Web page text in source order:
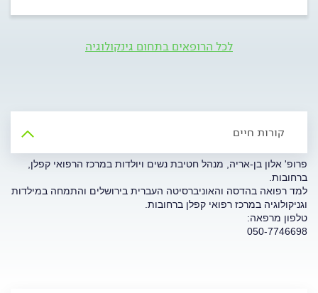
לכל הרופאים בתחום גינקולוגיה
קורות חיים
פרופ' אלון בן-אריה, מנהל חטיבת נשים ויולדות במרכז הרפואי קפלן,
ברחובות.
למד רפואה בהדסה והאוניברסיטה העברית בירושלים והתמחה במילדות
וגניקולוגיה במרכז רפואי קפלן ברחובות.
טלפון מרפאה:
050-7746698